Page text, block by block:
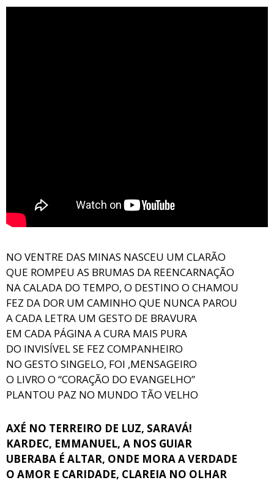
NO VENTRE DAS MINAS NASCEU UM CLARÃO
QUE ROMPEU AS BRUMAS DA REENCARNAÇÃO
NA CALADA DO TEMPO, O DESTINO O CHAMOU
FEZ DA DOR UM CAMINHO QUE NUNCA PAROU
A CADA LETRA UM GESTO DE BRAVURA
EM CADA PÁGINA A CURA MAIS PURA
DO INVISÍVEL SE FEZ COMPANHEIRO
NO GESTO SINGELO, FOI ,MENSAGEIRO
O LIVRO O “CORAÇÃO DO EVANGELHO”
PLANTOU PAZ NO MUNDO TÃO VELHO
AXÉ NO TERREIRO DE LUZ, SARAVÁ!
KARDEC, EMMANUEL, A NOS GUIAR
UBERABA É ALTAR, ONDE MORA A VERDADE
O AMOR E CARIDADE, CLAREIA NO OLHAR